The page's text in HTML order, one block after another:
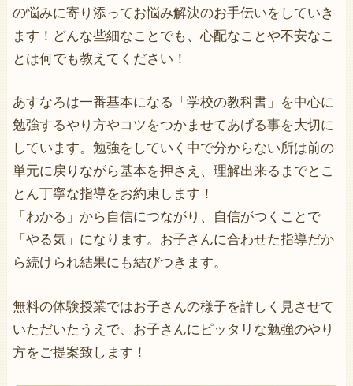
の悩みに寄り添ってお悩み解決のお手伝いをしていき
ます！どんな些細なことでも、心配なことや不安なこ
とは何でも教えてください！
あすなろは一番基本になる「学校の教科書」を中心に
勉強するやり方やコツをつかませてあげる事を大切に
しています。勉強をしていく中で分からない所は前の
単元に戻りながら基本を押さえ、理解出来るまでとこ
とん丁寧な指導をお約束します！
「わかる」から自信につながり、自信がつくことで
「やる気」になります。お子さんに合わせた指導だか
ら続けられ結果にも結びつきます。
無料の体験授業ではお子さんの様子を詳しく見させて
いただいたうえで、お子さんにピッタリな勉強のやり
方をご提案致します！